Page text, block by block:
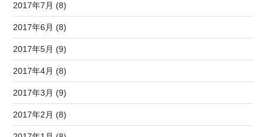
2017年7月 (8)
2017年6月 (8)
2017年5月 (9)
2017年4月 (8)
2017年3月 (9)
2017年2月 (8)